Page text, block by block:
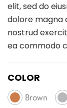
elit, sed do
dolore magna
nostrud
ea commodo
COLOR
Brown